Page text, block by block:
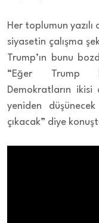
Her toplumun
siyasetin çalışma
Trump’ın bunu
“Eğer Trump
Demokratların
yeniden
çıkacak” diye